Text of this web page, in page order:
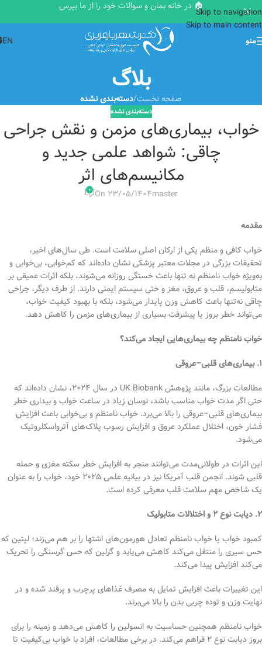
Skip to navigation
Skip to main content
🏠 در خانه بمان و سوالات خود را از ما بپرس
منو EN
بلاگ
صفحه نخست/دسته‌بندی نشده
دسته‌بندی نشده
خواب، بیماری‌های مزمن و نقش جراحی
چاقی: شواهد علمی جدید و
مکانیسم‌های اثر
masterOn ۲۳/۰۵/۱۴۰۴ ۰
مقدمه
خواب کافی و منظم یکی از ارکان اصلی سلامت است. طی سال‌های اخیر،
تحقیقات بزرگی در مجلات معتبر پزشکی نشان داده‌اند که کم‌خوابی، بی‌خوابی و
به‌ویژه خواب نامنظم نه تنها باعث خستگی روزانه می‌شوند، بلکه اثرات عمیقی بر
متابولیسم، قلب و عروق، مغز و حتی سیستم ایمنی دارند. از طرف دیگر، جراحی
چاقی نه‌تنها باعث کاهش وزن پایدار می‌شود، بلکه با بهبود کیفیت خواب،
می‌تواند خطر بروز یا پیشرفت بسیاری از بیماری‌های مزمن را کاهش دهد.
خواب نامنظم چه بیماری‌هایی ایجاد می‌کند؟
۱. بیماری‌های قلبی–عروقی
مطالعات بزرگ، مانند پژوهش UK Biobank در سال ۲۰۲۴، نشان داده‌اند که
حتی اگر مدت خواب مناسب باشد، نوسان زیاد در ساعت خواب و بیداری خطر
بیماری‌های قلبی–عروقی را بالا می‌برد. خواب نامنظم و بی‌خوابی باعث افزایش
فشار خون، اختلال عملکرد عروق و افزایش رسوب پلاک‌های آترواسکلروتیک
می‌شود.
این اثرات در طولانی‌مدت می‌توانند منجر به افزایش خطر سکته مغزی و حمله
قلبی شوند. انجمن قلب آمریکا نیز در بیانیه علمی ۲۰۲۵ خود، خواب را به عنوان
یک شاخص مهم سلامت قلب معرفی کرده است.
۲. دیابت نوع ۲ و اختلالات متابولیک
کمبود خواب یا خواب نامنظم تعادل هورمون‌های اشتها را بر هم می‌زند؛ لپتین که
حس سیری را منتقل می‌کند کاهش می‌یابد و گرلین که حس گرسنگی را تحریک
می‌کند افزایش پیدا می‌کند.
این تغییرات باعث افزایش تمایل به مصرف غذاهای پرچرب و پرقند شده و در
نهایت وزن و توده چربی بدن را بالا می‌برند.
خواب نامنظم همچنین حساسیت به انسولین را کاهش می‌دهد و زمینه را برای
بروز دیابت نوع ۲ فراهم می‌کند. در برخی مطالعات، افراد با خواب بی‌کیفیت تا